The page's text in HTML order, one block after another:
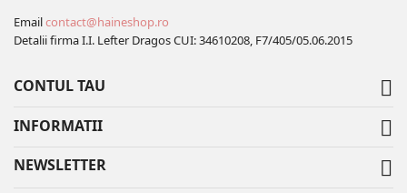
Emailcontact@haineshop.ro
Detalii firma I.I. Lefter Dragos CUI: 34610208, F7/405/05.06.2015
CONTUL TAU 
INFORMATII 
NEWSLETTER 